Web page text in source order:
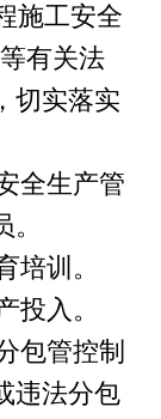
施工安全
有关法
切实落实
全生产管
训。
入。
管控制
违法分包